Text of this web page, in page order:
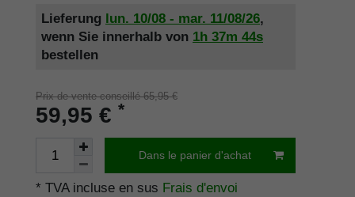
Lieferung lun. 10/08 - mar. 11/08/26,
wenn Sie innerhalb von 1h 37m 43s
bestellen
Prix de vente conseillé 65,95 €
59,95 € *
Dans le panier d'achat
* TVA incluse en sus Frais d'envoi